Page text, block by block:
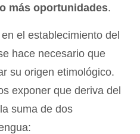
más oportunidades.
el establecimiento del
hace necesario que
su origen etimológico.
exponer que deriva del
suma de dos